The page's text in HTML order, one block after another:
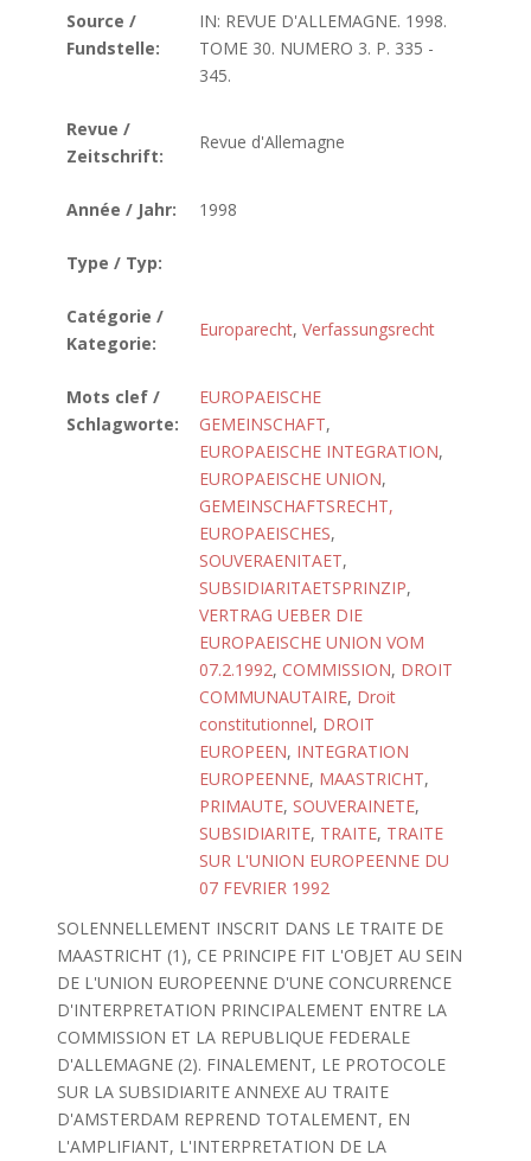
Source /
Fundstelle:
IN: REVUE D'ALLEMAGNE. 1998.
TOME 30. NUMERO 3. P. 335 -
345.
Revue /
Zeitschrift:
Revue d'Allemagne
Année / Jahr: 1998
Type / Typ:
Catégorie /
Kategorie:
Europarecht, Verfassungsrecht
Mots clef /
Schlagworte:
EUROPAEISCHE
GEMEINSCHAFT,
EUROPAEISCHE INTEGRATION,
EUROPAEISCHE UNION,
GEMEINSCHAFTSRECHT,
EUROPAEISCHES,
SOUVERAENITAET,
SUBSIDIARITAETSPRINZIP,
VERTRAG UEBER DIE
EUROPAEISCHE UNION VOM
07.2.1992, COMMISSION, DROIT
COMMUNAUTAIRE, Droit
constitutionnel, DROIT
EUROPEEN, INTEGRATION
EUROPEENNE, MAASTRICHT,
PRIMAUTE, SOUVERAINETE,
SUBSIDIARITE, TRAITE, TRAITE
SUR L'UNION EUROPEENNE DU
07 FEVRIER 1992
SOLENNELLEMENT INSCRIT DANS LE TRAITE DE
MAASTRICHT (1), CE PRINCIPE FIT L'OBJET AU SEIN
DE L'UNION EUROPEENNE D'UNE CONCURRENCE
D'INTERPRETATION PRINCIPALEMENT ENTRE LA
COMMISSION ET LA REPUBLIQUE FEDERALE
D'ALLEMAGNE (2). FINALEMENT, LE PROTOCOLE
SUR LA SUBSIDIARITE ANNEXE AU TRAITE
D'AMSTERDAM REPREND TOTALEMENT, EN
L'AMPLIFIANT, L'INTERPRETATION DE LA